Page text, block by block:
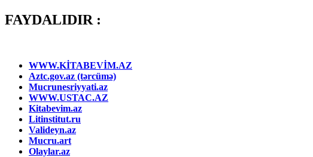
FAYDALIDIR :
WWW.KİTABEVİM.AZ
Aztc.gov.az (tərcümə)
Mucrunesriyyati.az
WWW.USTAC.AZ
Kitabevim.az
Litinstitut.ru
Valideyn.az
Mucru.art
Olaylar.az